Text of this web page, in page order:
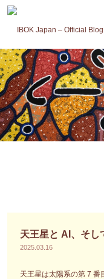
ツ
へ
ス
キ
ッ
プ
天王星と AI、そし
2025.03.16
天王星は太陽系の第 7 番